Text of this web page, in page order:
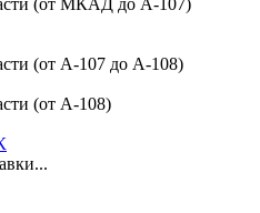
(от А-107 до А-108)
(от А-108)